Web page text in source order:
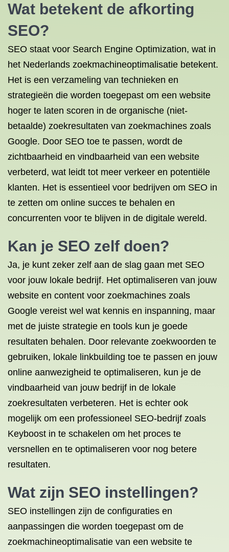
Wat betekent de afkorting
SEO?
SEO staat voor Search Engine Optimization, wat in
het Nederlands zoekmachineoptimalisatie betekent.
Het is een verzameling van technieken en
strategieën die worden toegepast om een website
hoger te laten scoren in de organische (niet-
betaalde) zoekresultaten van zoekmachines zoals
Google. Door SEO toe te passen, wordt de
zichtbaarheid en vindbaarheid van een website
verbeterd, wat leidt tot meer verkeer en potentiële
klanten. Het is essentieel voor bedrijven om SEO in
te zetten om online succes te behalen en
concurrenten voor te blijven in de digitale wereld.
Kan je SEO zelf doen?
Ja, je kunt zeker zelf aan de slag gaan met SEO
voor jouw lokale bedrijf. Het optimaliseren van jouw
website en content voor zoekmachines zoals
Google vereist wel wat kennis en inspanning, maar
met de juiste strategie en tools kun je goede
resultaten behalen. Door relevante zoekwoorden te
gebruiken, lokale linkbuilding toe te passen en jouw
online aanwezigheid te optimaliseren, kun je de
vindbaarheid van jouw bedrijf in de lokale
zoekresultaten verbeteren. Het is echter ook
mogelijk om een professioneel SEO-bedrijf zoals
Keyboost in te schakelen om het proces te
versnellen en te optimaliseren voor nog betere
resultaten.
Wat zijn SEO instellingen?
SEO instellingen zijn de configuraties en
aanpassingen die worden toegepast om de
zoekmachineoptimalisatie van een website te